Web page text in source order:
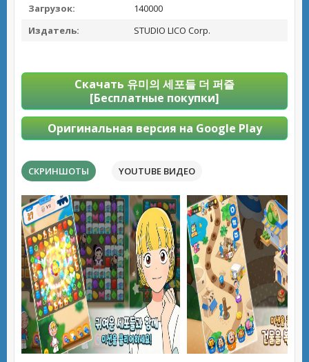
Загрузок:
140000
Издатель:
STUDIO LICO Corp.
Скачать 유미의 세포들 더 퍼즐
[Бесплатные покупки]
Оригинальная версия на Google Play
СКРИНШОТЫ YOUTUBE ВИДЕО